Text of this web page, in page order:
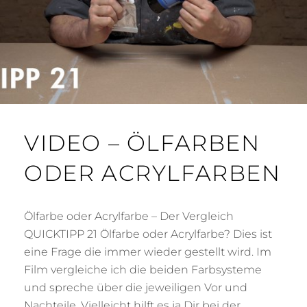
VIDEO – ÖLFARBEN
ODER ACRYLFARBEN
Ölfarbe oder Acrylfarbe – Der Vergleich
QUICKTIPP 21 Ölfarbe oder Acrylfarbe? Dies ist
eine Frage die immer wieder gestellt wird. Im
Film vergleiche ich die beiden Farbsysteme
und spreche über die jeweiligen Vor und